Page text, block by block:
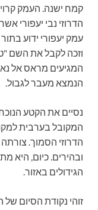
קמח ישנה. העמק
הדרוזי נבי יעפורי
עמק יעפורי ידוע
וזכה לקבל את השם
המגיעים מראס אל
הנמצא מעבר לגבול.
נסיים את הקטע
המקובל בערבית
הדרוזי הסמוך.
ובהירים. כיום, היא
הגידולים באזור.
זוהי נקודת הסיום